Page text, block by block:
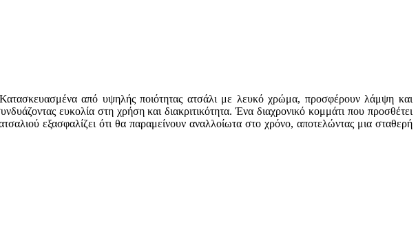
Κατασκευασμένα από υψηλής ποιότητας ατσάλι με λευκό χρώμα, προσφέρουν λάμψη και
ευκολία στη χρήση και διακριτικότητα. Ένα διαχρονικό κομμάτι που προσθέτει
εξασφαλίζει ότι θα παραμείνουν αναλλοίωτα στο χρόνο, αποτελώντας μια σταθερή